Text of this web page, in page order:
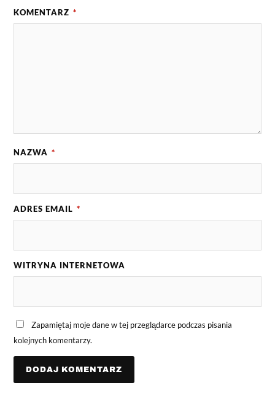
KOMENTARZ *
NAZWA *
ADRES EMAIL *
WITRYNA INTERNETOWA
Zapamiętaj moje dane w tej przeglądarce podczas pisania
kolejnych komentarzy.